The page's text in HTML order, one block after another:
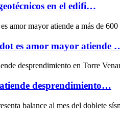
en el edifi…
es amor mayor atiende
desprendimiento…